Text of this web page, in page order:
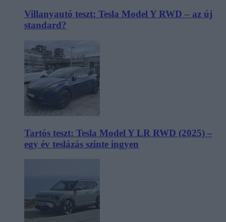
Villanyautó teszt: Tesla Model Y RWD – az új
standard?
Tartós teszt: Tesla Model Y LR RWD (2025) –
egy év teslázás szinte ingyen